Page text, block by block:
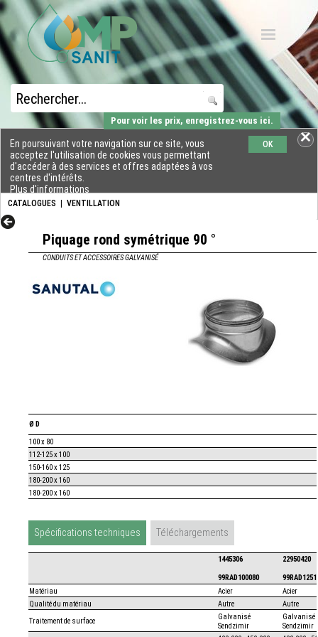
CATALOGUES VENTILLATION
En poursuivant votre navigation sur ce site, vous
acceptez l'utilisation de cookies vous permettant
d'accéder à des services et offres adaptées à vos
centres d'intérêts.
Plus d'informations
OK
Pour voir les prix, enregistrez-vous ici.